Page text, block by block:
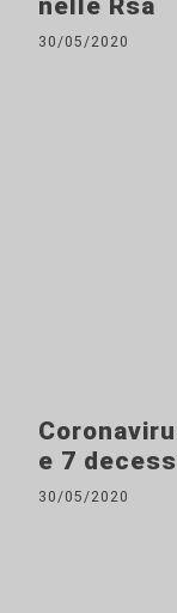
nelle Rsa
30/05/2020
e 7
30/05/2020